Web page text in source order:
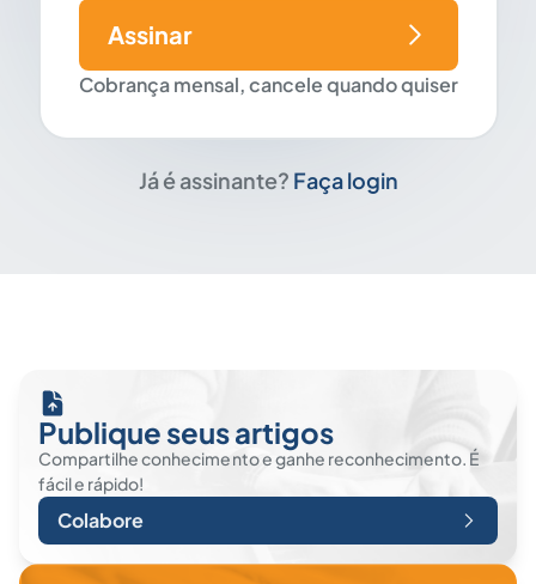
Cobrança mensal, cancele quando quiser
Assinar
Já é assinante? Faça login
Publique seus artigos
Compartilhe conhecimento e ganhe reconhecimento. É
fácil e rápido!
Colabore